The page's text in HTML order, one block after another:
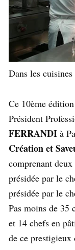
Dans les
Ce 10ème
Président
FERRANDI à
Création et
comprenant
présidée par le
présidée par le
Pas moins de 35
et 14 chefs en
de ce prestigieux